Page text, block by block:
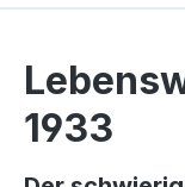
1933